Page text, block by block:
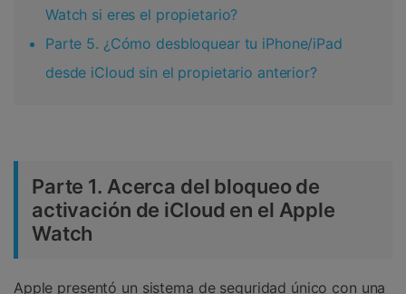
Watch si eres el propietario?
Parte 5. ¿Cómo desbloquear tu iPhone/iPad
desde iCloud sin el propietario anterior?
Parte 1. Acerca del bloqueo de
activación de iCloud en el Apple
Watch
Apple presentó un sistema de seguridad único con una